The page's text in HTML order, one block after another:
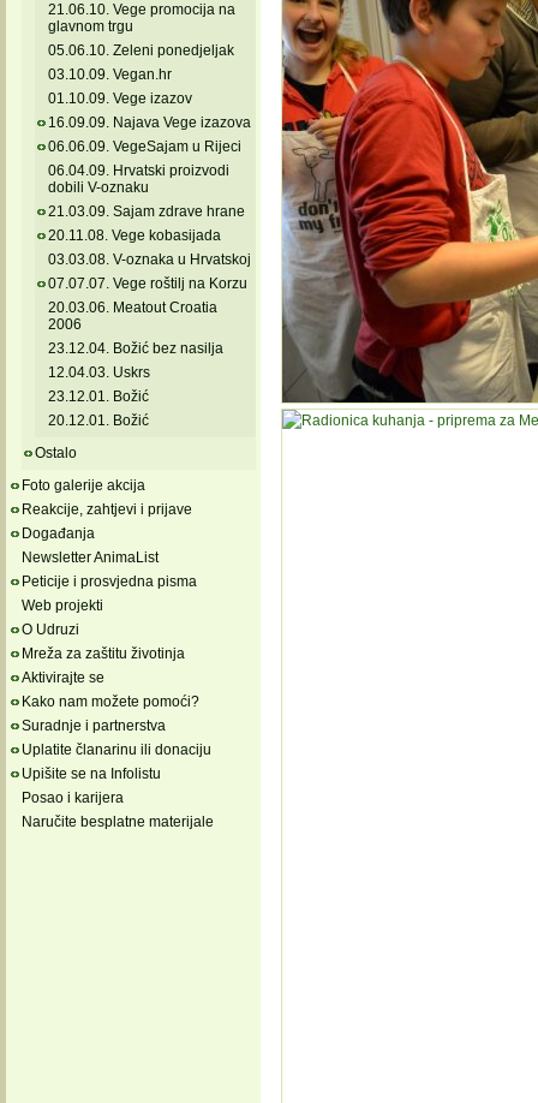
21.06.10. Vege promocija na
glavnom trgu
05.06.10. Zeleni ponedjeljak
03.10.09. Vegan.hr
01.10.09. Vege izazov
16.09.09. Najava Vege izazova
06.06.09. VegeSajam u Rijeci
06.04.09. Hrvatski proizvodi
dobili V-oznaku
21.03.09. Sajam zdrave hrane
20.11.08. Vege kobasijada
03.03.08. V-oznaka u Hrvatskoj
07.07.07. Vege roštilj na Korzu
20.03.06. Meatout Croatia
2006
23.12.04. Božić bez nasilja
12.04.03. Uskrs
23.12.01. Božić
20.12.01. Božić
Ostalo
Foto galerije akcija
Reakcije, zahtjevi i prijave
Događanja
Newsletter AnimaList
Peticije i prosvjedna pisma
Web projekti
O Udruzi
Mreža za zaštitu životinja
Aktivirajte se
Kako nam možete pomoći?
Suradnje i partnerstva
Uplatite članarinu ili donaciju
Upišite se na Infolistu
Posao i karijera
Naručite besplatne materijale